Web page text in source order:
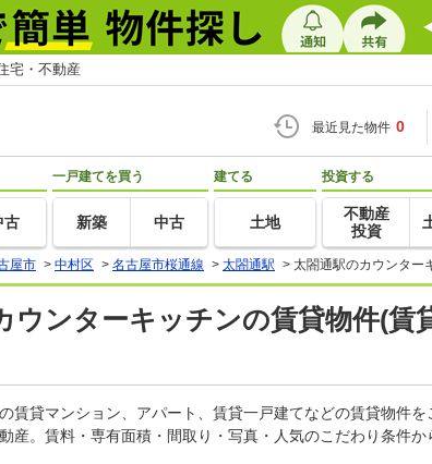
宅・不動産
最近見た物件 0
古
一戸建てを買う
新築 中古
建てる
土地
投資する
不動産
投資
屋市 > 中村区 > 名古屋市桜通線 > 太閤通駅 > 太閤通駅のカウンター
ウンターキッチンの賃貸物件(賃
賃貸マンション、アパート、賃貸一戸建てなどの賃貸物件
産。賃料・専有面積・間取り・写真・人気のこだわり条件